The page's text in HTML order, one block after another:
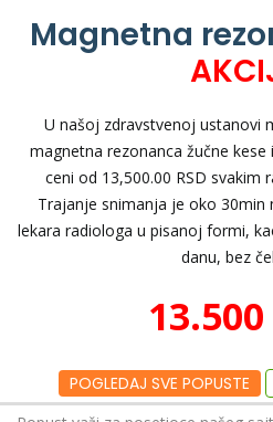
Magnetna
U našoj zdravstvenoj ustanovi
magnetna rezonanca žučne
ceni od 13,500.00 RSD svakim
Trajanje snimanja je oko 30min
lekara radiologa u pisanoj formi,
danu, bez
13.500
POGLEDAJ SVE POPUSTE